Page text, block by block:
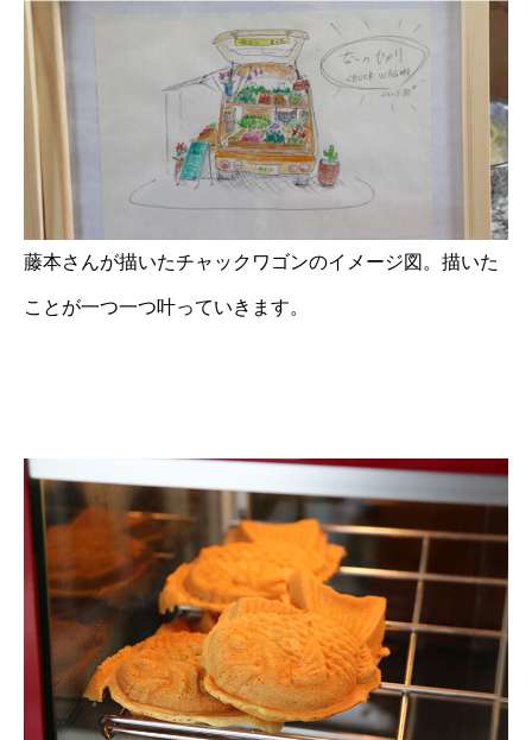
藤本さんが描いたチャックワゴンのイメージ図。描いた
ことが一つ一つ叶っていきます。